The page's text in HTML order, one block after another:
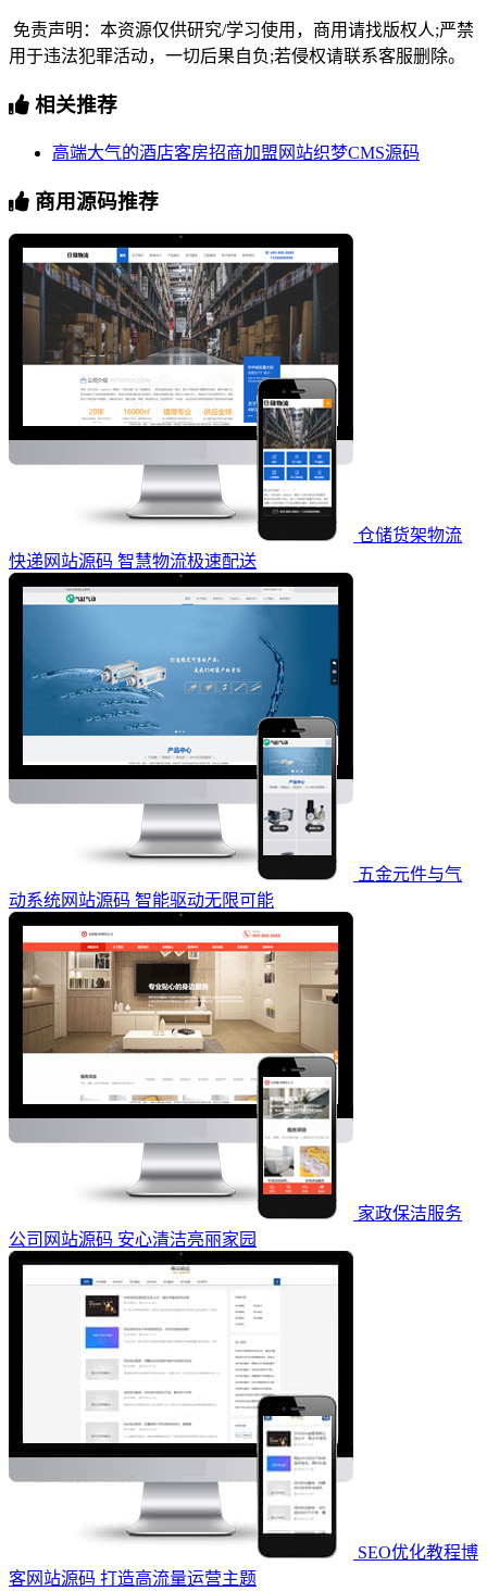
免责声明：本资源仅供研究/学习使用，商用请找版权人;严禁
用于违法犯罪活动，一切后果自负;若侵权请联系客服删除。
相关推荐
高端大气的酒店客房招商加盟网站织梦CMS源码
商用源码推荐
仓储货架物流
快递网站源码 智慧物流极速配送
五金元件与气
动系统网站源码 智能驱动无限可能
家政保洁服务
公司网站源码 安心清洁亮丽家园
SEO优化教程博
客网站源码 打造高流量运营主题